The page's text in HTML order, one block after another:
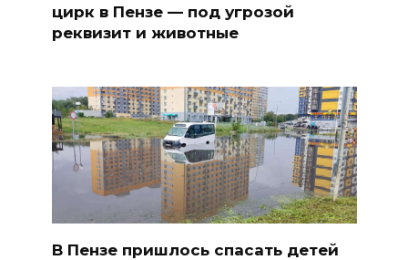
цирк в Пензе — под угрозой
реквизит и животные
В Пензе пришлось спасать детей